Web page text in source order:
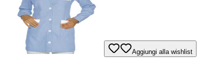
Aggiungi alla wishlist